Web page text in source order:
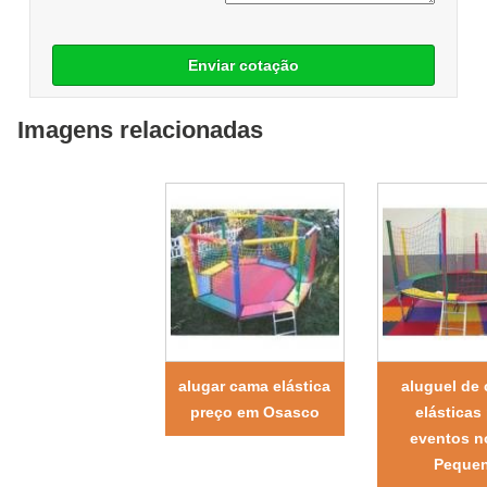
Enviar cotação
Imagens relacionadas
alugar cama elástica
preço em Osasco
aluguel de
elásticas
eventos